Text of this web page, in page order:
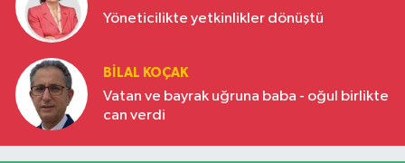
Yöneticilikte yetkinlikler dönüştü
BILAL KOÇAK
Vatan ve bayrak uğruna baba - oğul birlikte
can verdi